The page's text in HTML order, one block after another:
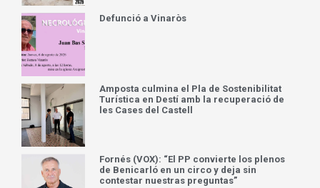
Defunció a Vinaròs
Amposta culmina el Pla de Sostenibilitat
Turística en Destí amb la recuperació de
les Cases del Castell
Fornés (VOX): “El PP convierte los plenos
de Benicarló en un circo y deja sin
contestar nuestras preguntas”